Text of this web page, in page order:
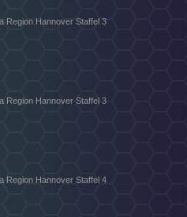
Region Hannover Staffel 3
Region Hannover Staffel 3
Region Hannover Staffel 4